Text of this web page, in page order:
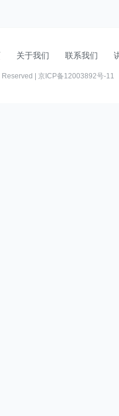
关于我们 联系我们
| 京ICP备12003892号-11